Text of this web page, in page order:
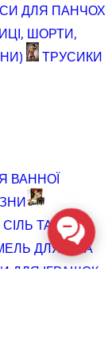
ДЛЯ ПАНЧОХ
ШОРТИ,
ТРУСИКИ
ВАННОЇ
СІЛЬ ТА ПІНА
ДЛЯ ТІЛА
ДЛЯ ІГРАШОК